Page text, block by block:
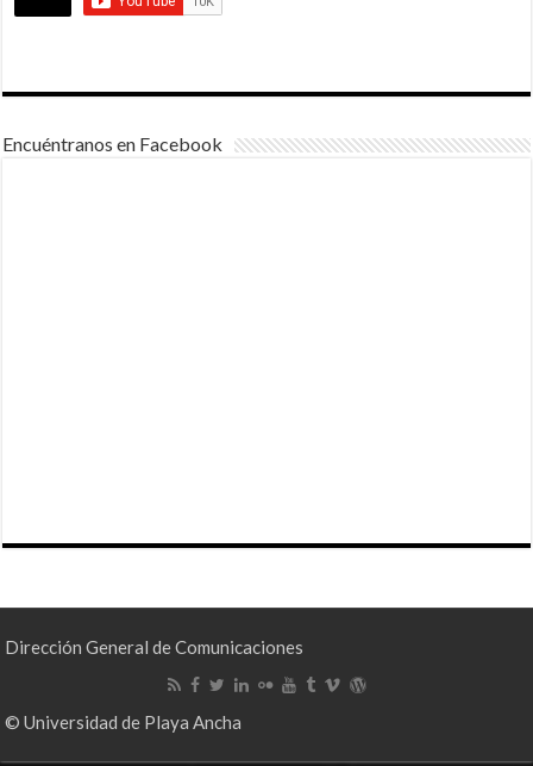
Encuéntranos en Facebook
Dirección General de Comunicaciones
© Universidad de Playa Ancha